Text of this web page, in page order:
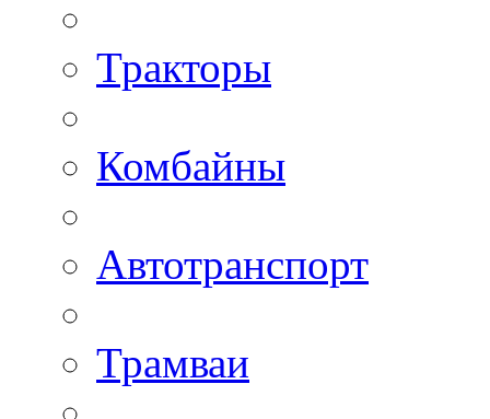
Тракторы
Комбайны
Автотранспорт
Трамваи